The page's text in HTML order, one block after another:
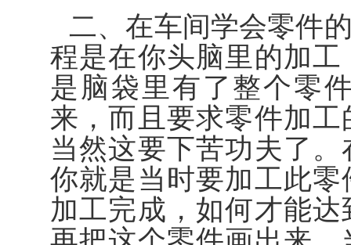
二、在车间学会零件
程是在你头脑里的加
是脑袋里有了整个零
来，而且要求零件加
当然这要下苦功夫了
你就是当时要加工此
加工完成，如何才能